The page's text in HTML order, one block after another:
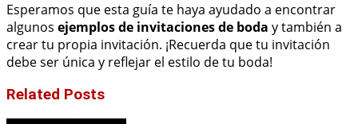
Esperamos que esta guía te haya ayudado a encontrar
algunos ejemplos de invitaciones de boda y también a
crear tu propia invitación. ¡Recuerda que tu invitación
debe ser única y reflejar el estilo de tu boda!
Related Posts